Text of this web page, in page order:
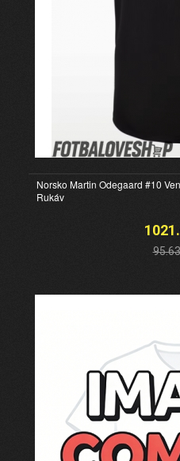
Norsko Martin Odegaard #10
Rukáv